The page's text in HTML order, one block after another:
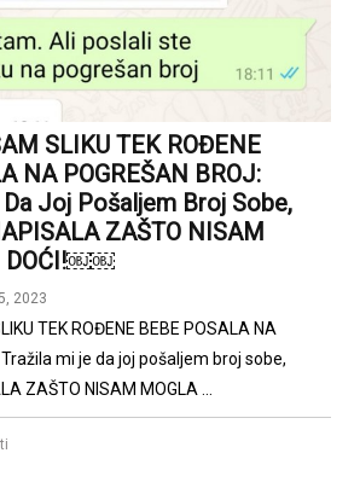
SLIKU TEK ROĐENE
NA POGREŠAN BROJ:
Joj Pošaljem Broj Sobe,
ZAŠTO NISAM
DOĆI!￼￼
2023
TEK ROĐENE BEBE POSALA NA
Tražila mi je da joj pošaljem broj sobe,
ZAŠTO NISAM MOGLA ...